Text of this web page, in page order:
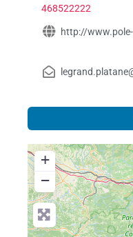
468522222
http://
+
−